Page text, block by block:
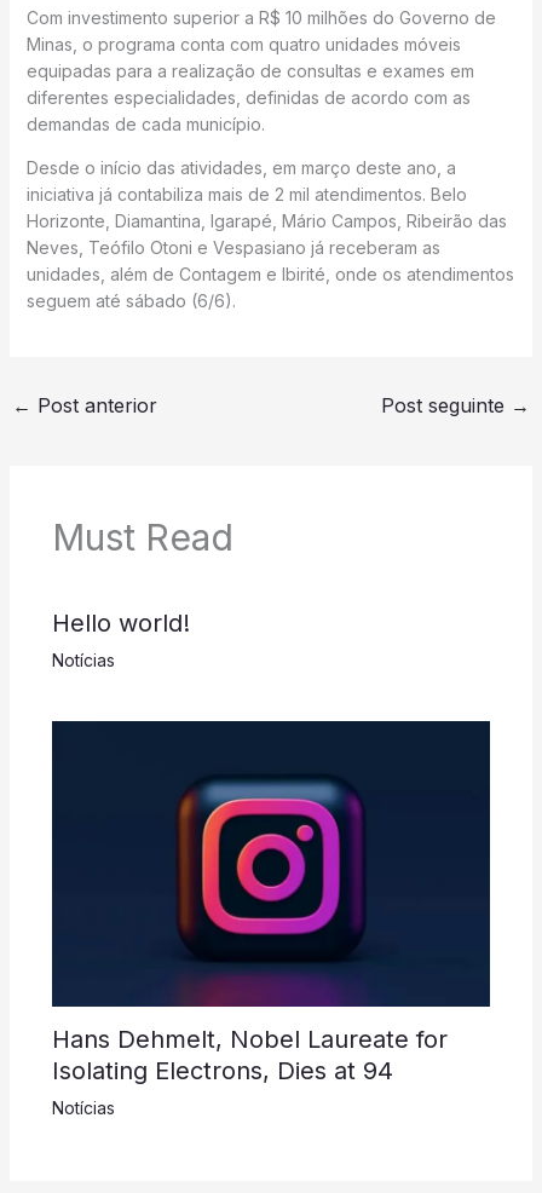
Com investimento superior a R$ 10 milhões do Governo de
Minas, o programa conta com quatro unidades móveis
equipadas para a realização de consultas e exames em
diferentes especialidades, definidas de acordo com as
demandas de cada município.
Desde o início das atividades, em março deste ano, a
iniciativa já contabiliza mais de 2 mil atendimentos. Belo
Horizonte, Diamantina, Igarapé, Mário Campos, Ribeirão das
Neves, Teófilo Otoni e Vespasiano já receberam as
unidades, além de Contagem e Ibirité, onde os atendimentos
seguem até sábado (6/6).
← Post anterior Post seguinte →
Must Read
Hello world!
Notícias
Hans Dehmelt, Nobel Laureate for
Isolating Electrons, Dies at 94
Notícias